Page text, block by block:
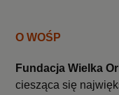
O WOŚP
Fundacja Wielka
ciesząca się